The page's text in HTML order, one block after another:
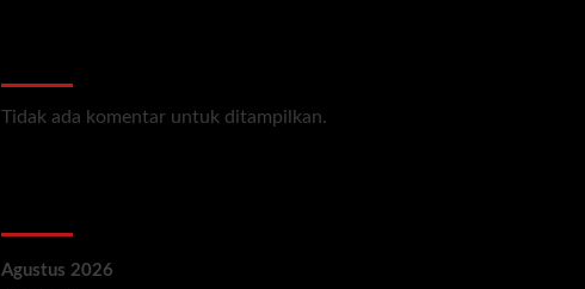
Tidak ada komentar untuk ditampilkan.
Agustus 2026